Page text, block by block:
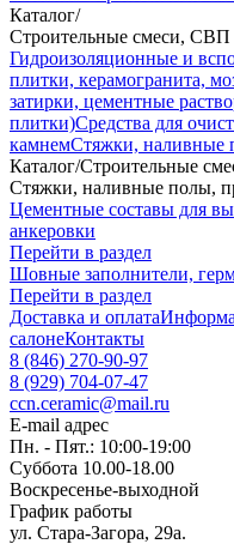
Каталог/
Строительные смеси, СВП
Гидроизоляционные и
плитки, керамогранита,
затирки, цементные
плитки)Средства для
камнемСтяжки, наливные
Каталог/Строительные
Стяжки, наливные полы,
Цементные составы для
анкеровки
Перейти в раздел
Шовные заполнители,
Перейти в раздел
Доставка и оплата
салонеКонтакты
8 (846) 270-90-97
8 (929) 704-07-47
ccn.ceramic@mail.ru
E-mail адрес
Пн. - Пят.: 10:00-19:00
Суббота 10.00-18.00
Воскресенье-выходной
График работы
ул. Стара-Загора, 29а.